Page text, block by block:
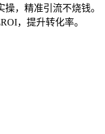
操，精准引流不烧钱。
，提升转化率。